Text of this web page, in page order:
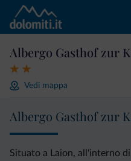
Albergo Gasthof zur
Vedi mappa
Albergo Gasthof zur
Situato a Laion, all'interno